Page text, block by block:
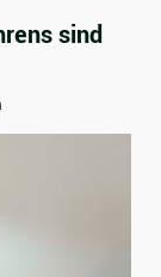
sind